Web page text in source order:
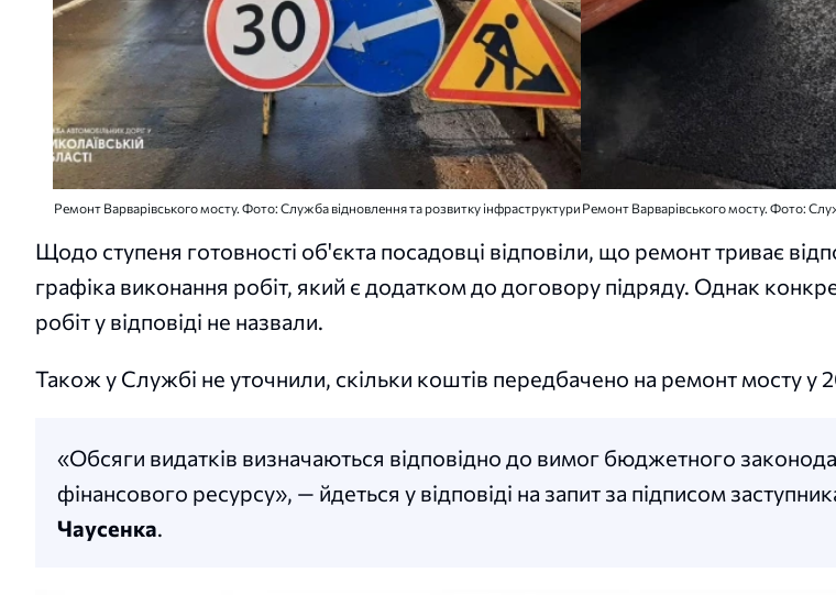
Ремонт Варварівського мосту. Фото: Служба відновлення та розвитку інфраструктури Ремонт Варварівського мосту. Фото:
Щодо ступеня готовності об'єкта посадовці відповіли, що ремонт триває
графіка виконання робіт, який є додатком до договору підряду. Однак
робіт у відповіді не назвали.
Також у Службі не уточнили, скільки коштів передбачено на ремонт мосту у
«Обсяги видатків визначаються відповідно до вимог бюджетного
фінансового ресурсу», — йдеться у відповіді на запит за підписом
Чаусенка.